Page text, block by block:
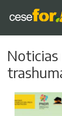
Noticias